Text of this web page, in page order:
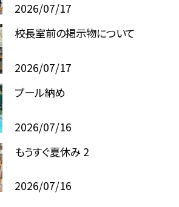
2026/07/17
校長室前の掲示物について
2026/07/17
プール納め
2026/07/16
もうすぐ夏休み 2
2026/07/16